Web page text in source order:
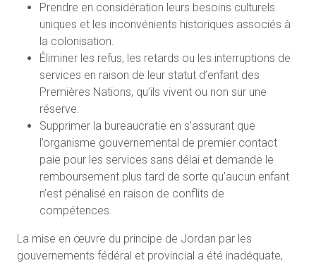
Prendre en considération leurs besoins culturels
uniques et les inconvénients historiques associés à
la colonisation.
Éliminer les refus, les retards ou les interruptions de
services en raison de leur statut d’enfant des
Premières Nations, qu’ils vivent ou non sur une
réserve.
Supprimer la bureaucratie en s’assurant que
l’organisme gouvernemental de premier contact
paie pour les services sans délai et demande le
remboursement plus tard de sorte qu’aucun enfant
n’est pénalisé en raison de conflits de
compétences.
La mise en œuvre du principe de Jordan par les
gouvernements fédéral et provincial a été inadéquate,